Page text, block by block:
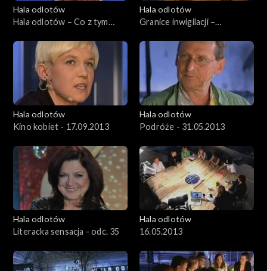
Hala odlotów
Hala odlotów – Co z tym
Hala odlotów
Granice inwigilacji –
Hala odlotów
Kino kobiet - 17.09.2013
Hala odlotów
Podróże - 31.05.2013
Hala odlotów
Literacka sensacja - odc. 35
Hala odlotów
16.05.2013